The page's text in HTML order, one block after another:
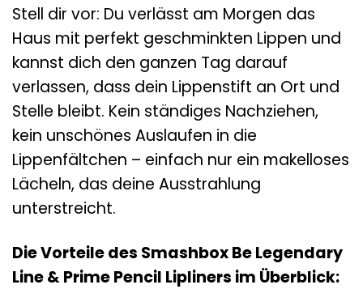
Stell dir vor: Du verlässt am Morgen das
Haus mit perfekt geschminkten Lippen und
kannst dich den ganzen Tag darauf
verlassen, dass dein Lippenstift an Ort und
Stelle bleibt. Kein ständiges Nachziehen,
kein unschönes Auslaufen in die
Lippenfältchen – einfach nur ein makelloses
Lächeln, das deine Ausstrahlung
unterstreicht.
Die Vorteile des Smashbox Be Legendary
Line & Prime Pencil Lipliners im Überblick: